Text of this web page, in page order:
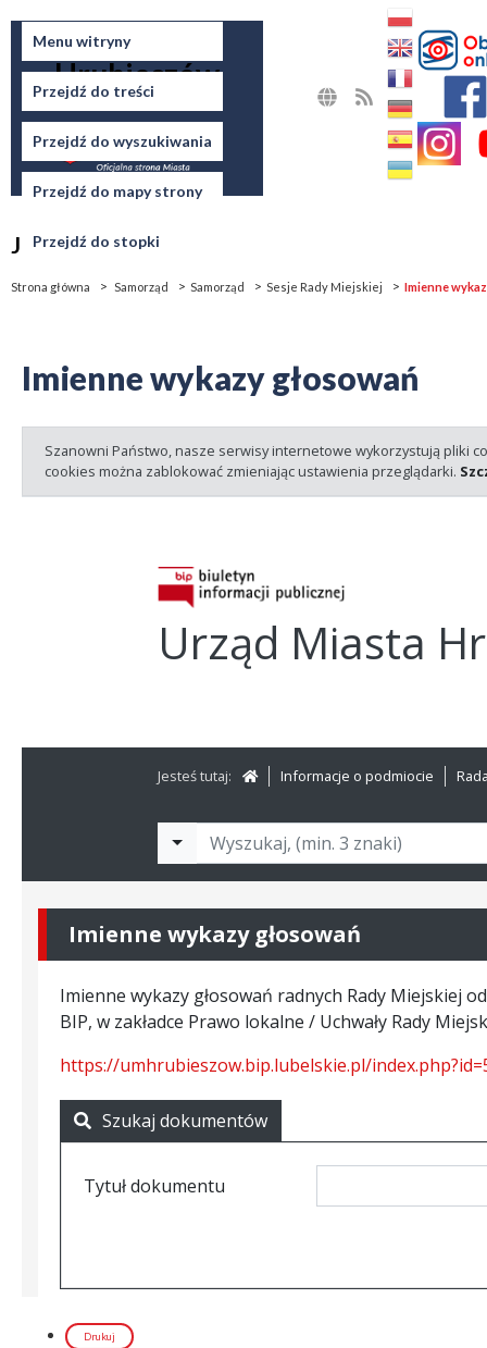
Menu witryny
Przejdź do treści
Przejdź do wyszukiwania
Przejdź do mapy strony
Przejdź do stopki
Miasto
Hrubieszów
Jesteś tutaj
Strona główna Samorząd Samorząd Sesje Rady Miejskiej Imienne
Imienne wykazy głosowań
Drukuj